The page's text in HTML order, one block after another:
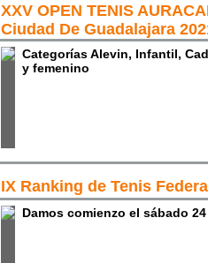
XXV OPEN TENIS
Ciudad De Guadalajara
Categorías Alevin, Infantil,
y femenino
IX Ranking de Tenis
Damos comienzo el sábado